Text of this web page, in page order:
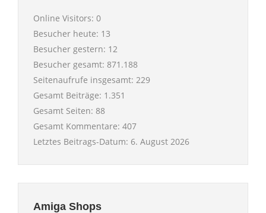
Online Visitors: 0
Besucher heute: 13
Besucher gestern: 12
Besucher gesamt: 871.188
Seitenaufrufe insgesamt: 229
Gesamt Beiträge: 1.351
Gesamt Seiten: 88
Gesamt Kommentare: 407
Letztes Beitrags-Datum: 6. August 2026
Amiga Shops